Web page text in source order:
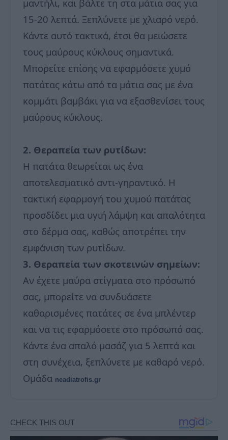
μαντήλι, και βάλτε τη στα μάτια σας για
15-20 λεπτά. Ξεπλύνετε με χλιαρό νερό.
Κάντε αυτό τακτικά, έτσι θα μειώσετε
τους μαύρους κύκλους σημαντικά.
Μπορείτε επίσης να εφαρμόσετε χυμό
πατάτας κάτω από τα μάτια σας με ένα
κομμάτι βαμβάκι για να εξασθενίσει τους
μαύρους κύκλους.
2. Θεραπεία των ρυτίδων:
Η πατάτα θεωρείται ως ένα
αποτελεσματικό αντι-γηραντικό. Η
τακτική εφαρμογή του χυμού πατάτας
προσδίδει μια υγιή λάμψη και απαλότητα
στο δέρμα σας, καθώς αποτρέπει την
εμφάνιση των ρυτίδων.
3. Θεραπεία των σκοτεινών σημείων:
Αν έχετε μαύρα στίγματα στο πρόσωπό
σας, μπορείτε να συνδυάσετε
καθαρισμένες πατάτες σε ένα μπλέντερ
και να τις εφαρμόσετε στο πρόσωπό σας.
Κάντε ένα απαλό μασάζ για 5 λεπτά και
στη συνέχεια, ξεπλύνετε με καθαρό νερό.
Ομάδα neadiatrofis.gr